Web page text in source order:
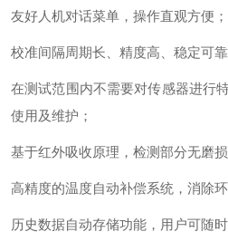
友好人机对话菜单，操作直观方便；
校准间隔周期长、精度高、稳定可靠
在测试范围内不需要对传感器进行
使用及维护；
基于红外吸收原理，检测部分无磨
高精度的温度自动补偿系统，消除
历史数据自动存储功能，用户可随